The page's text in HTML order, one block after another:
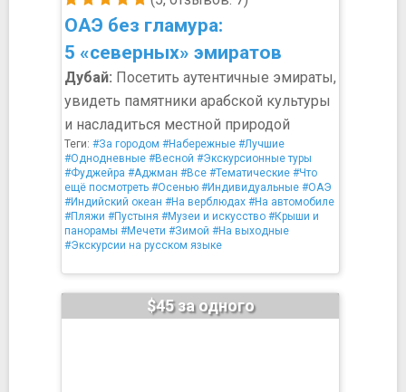
ОАЭ без гламура:
5 «северных» эмиратов
Дубай: Посетить аутентичные эмираты,
увидеть памятники арабской культуры
и насладиться местной природой
Теги: #За городом #Набережные #Лучшие
#Однодневные #Весной #Экскурсионные туры
#Фуджейра #Аджман #Все #Тематические #Что
ещё посмотреть #Осенью #Индивидуальные #ОАЭ
#Индийский океан #На верблюдах #На автомобиле
#Пляжи #Пустыня #Музеи и искусство #Крыши и
панорамы #Мечети #Зимой #На выходные
#Экскурсии на русском языке
$45 за одного